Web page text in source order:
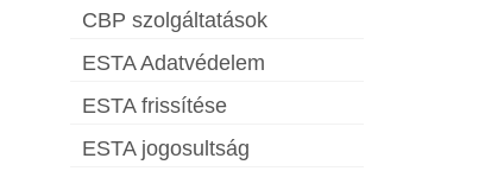
CBP szolgáltatások
ESTA Adatvédelem
ESTA frissítése
ESTA jogosultság